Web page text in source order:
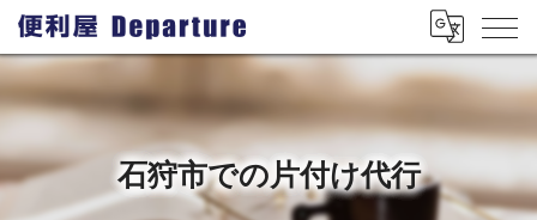
石狩市での片付け代行